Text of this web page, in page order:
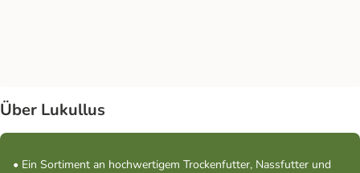
Über Lukullus
• Ein Sortiment an hochwertigem Trockenfutter, Nassfutter und